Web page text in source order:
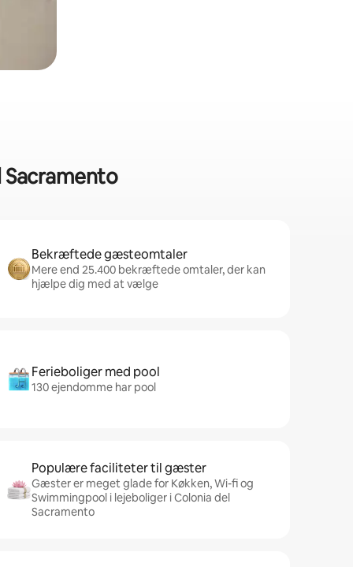
Bekræftede gæsteomtaler
Mere end 25.400 bekræftede omtaler, der kan
hjælpe dig med at vælge
Ferieboliger med pool
130 ejendomme har pool
Populære faciliteter til gæster
Gæster er meget glade for Køkken, Wi-fi og
Swimmingpool i lejeboliger i Colonia del
Sacramento